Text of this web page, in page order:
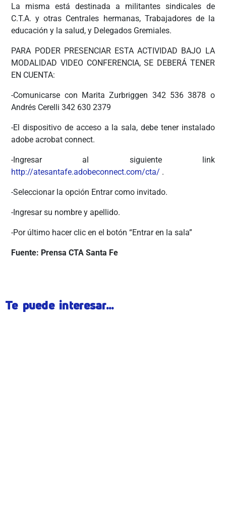
La misma está destinada a militantes sindicales de
C.T.A. y otras Centrales hermanas, Trabajadores de la
educación y la salud, y Delegados Gremiales.
PARA PODER PRESENCIAR ESTA ACTIVIDAD BAJO LA
MODALIDAD VIDEO CONFERENCIA, SE DEBERÁ TENER
EN CUENTA:
-Comunicarse con Marita Zurbriggen 342 536 3878 o
Andrés Cerelli 342 630 2379
-El dispositivo de acceso a la sala, debe tener instalado
adobe acrobat connect.
-Ingresar al siguiente link
http://atesantafe.adobeconnect.com/cta/ .
-Seleccionar la opción Entrar como invitado.
-Ingresar su nombre y apellido.
-Por último hacer clic en el botón “Entrar en la sala”
Fuente: Prensa CTA Santa Fe
Te puede interesar...